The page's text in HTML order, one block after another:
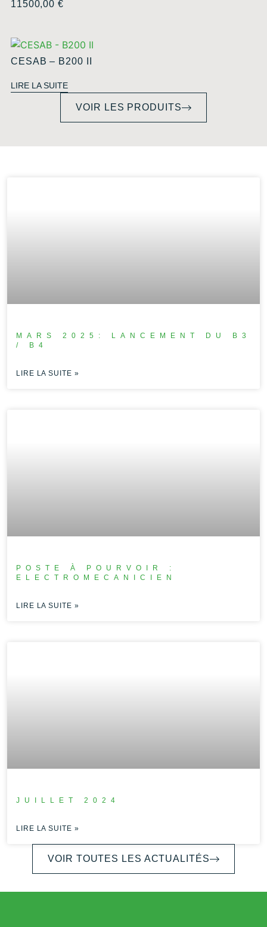
11500,00€
CESAB – B200 II
LIRE LA SUITE
VOIR LES PRODUITS
MARS 2025: LANCEMENT DU B3
/ B4
LIRE LA SUITE »
POSTE À POURVOIR :
ELECTROMECANICIEN
LIRE LA SUITE »
JUILLET 2024
LIRE LA SUITE »
VOIR TOUTES LES ACTUALITÉS